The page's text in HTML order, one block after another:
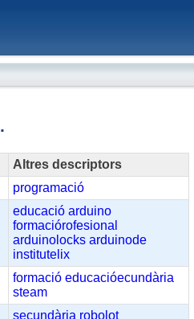
.
Altres descriptors
programació
educació arduino
formaciórofesional
arduinolocks arduinode
institutelix
formació educacióecundària
steam
secundària robolot